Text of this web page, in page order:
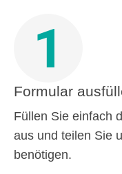
1
Formular
Füllen Sie einfach
aus und teilen Sie
benötigen.